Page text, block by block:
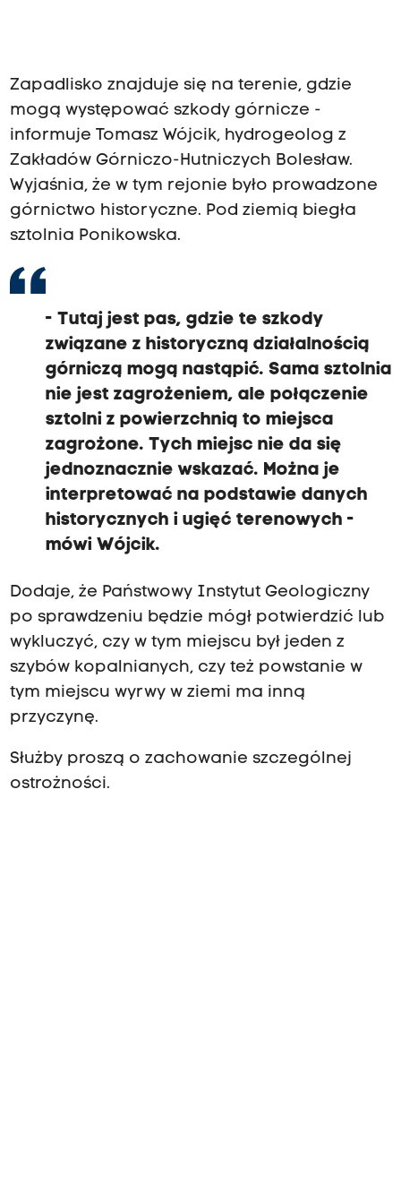
Zapadlisko znajduje się na terenie, gdzie
mogą występować szkody górnicze -
informuje Tomasz Wójcik, hydrogeolog z
Zakładów Górniczo-Hutniczych Bolesław.
Wyjaśnia, że w tym rejonie było prowadzone
górnictwo historyczne. Pod ziemią biegła
sztolnia Ponikowska.
- Tutaj jest pas, gdzie te szkody
związane z historyczną działalnością
górniczą mogą nastąpić. Sama sztolnia
nie jest zagrożeniem, ale połączenie
sztolni z powierzchnią to miejsca
zagrożone. Tych miejsc nie da się
jednoznacznie wskazać. Można je
interpretować na podstawie danych
historycznych i ugięć terenowych -
mówi Wójcik.
Dodaje, że Państwowy Instytut Geologiczny
po sprawdzeniu będzie mógł potwierdzić lub
wykluczyć, czy w tym miejscu był jeden z
szybów kopalnianych, czy też powstanie w
tym miejscu wyrwy w ziemi ma inną
przyczynę.
Służby proszą o zachowanie szczególnej
ostrożności.